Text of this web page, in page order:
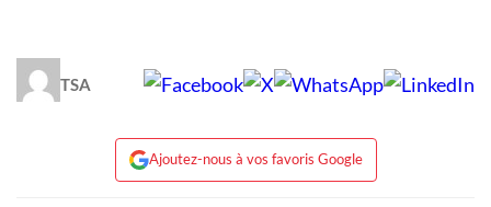
TSA
Ajoutez-nous à vos favoris Google